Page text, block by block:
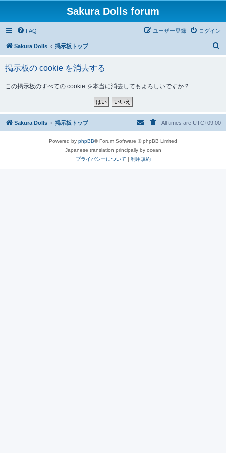
Sakura Dolls forum
FAQ ログイン
ユーザー登録
Sakura Dolls 掲示板トップ
掲示板の cookie を消去する
この掲示板のすべての cookie を本当に消去してもよろしいですか？
Sakura Dolls 掲示板トップ All times are UTC+09:00
Powered by phpBB® Forum Software © phpBB Limited
Japanese translation principally by ocean
プライバシーについて | 利用規約